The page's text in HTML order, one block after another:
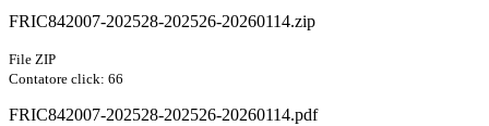
FRIC842007-202528-202526-20260114.zip
File ZIP
Contatore click: 66
FRIC842007-202528-202526-20260114.pdf